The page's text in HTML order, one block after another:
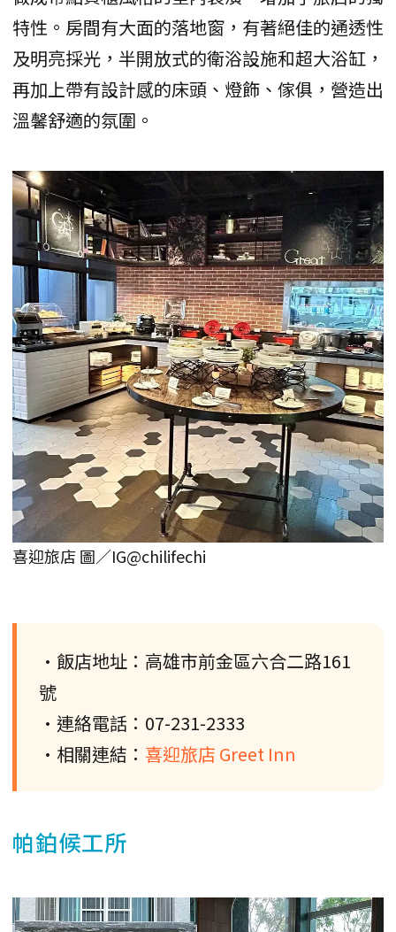
特性。房間有大面的落地窗，有著絕佳的通透性
及明亮採光，半開放式的衛浴設施和超大浴缸，
再加上帶有設計感的床頭、燈飾、傢俱，營造出
溫馨舒適的氛圍。
喜迎旅店 圖／IG@chilifechi
•飯店地址：高雄市前金區六合二路161
號
•連絡電話：07-231-2333
•相關連結： 喜迎旅店 Greet Inn
帕鉑候工所